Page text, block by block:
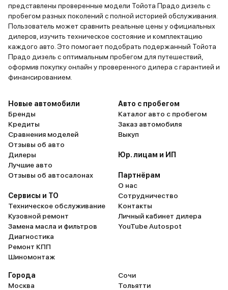
представлены проверенные модели Тойота Прадо дизель с
пробегом разных поколений с полной историей обслуживания.
Пользователь может сравнить реальные цены у официальных
дилеров, изучить техническое состояние и комплектацию
каждого авто. Это помогает подобрать подержанный Тойота
Прадо дизель с оптимальным пробегом для путешествий,
оформив покупку онлайн у проверенного дилера с гарантией и
финансированием.
Новые автомобили
Бренды
Кредиты
Сравнения моделей
Отзывы об авто
Дилеры
Лучшие авто
Отзывы об автосалонах
Сервисы и ТО
Техническое обслуживание
Кузовной ремонт
Замена масла и фильтров
Диагностика
Ремонт КПП
Шиномонтаж
Авто с пробегом
Каталог авто с пробегом
Заказ автомобиля
Выкуп
Юр. лицам и ИП
Партнёрам
О нас
Сотрудничество
Контакты
Личный кабинет дилера
YouTube Autospot
Города
Москва
Сочи
Тольятти